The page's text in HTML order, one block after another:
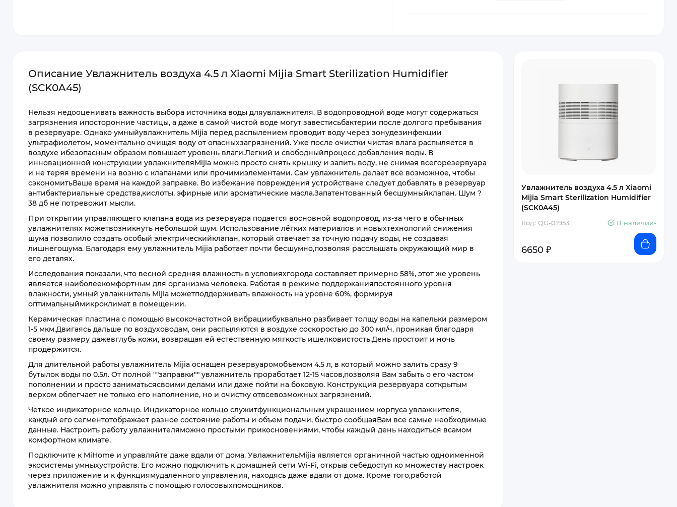
Описание Увлажнитель воздуха 4.5 л Xiaomi Mijia Smart Sterilization Humidifier
(SCK0A45)
Нельзя недооценивать важность выбора источника воды дляувлажнителя. В водопроводной воде могут содержаться
загрязнения ипосторонние частицы, а даже в самой чистой воде могут завестисьбактерии после долгого пребывания
в резервуаре. Однако умныйувлажнитель Mijia перед распылением проводит воду через зонудезинфекции
ультрафиолетом, моментально очищая воду от опасныхзагрязнений. Уже после очистки чистая влага распыляется в
воздухе ибезопасным образом повышает уровень влаги.Лёгкий и свободныйпроцесс добавления воды. В
инновационной конструкции увлажнителяMijia можно просто снять крышку и залить воду, не снимая всегорезервуара
и не теряя времени на возню с клапанами или прочимиэлементами. Сам увлажнитель делает всё возможное, чтобы
сэкономитьВаше время на каждой заправке. Во избежание повреждения устройстване следует добавлять в резервуар
антибактериальные средства,кислоты, эфирные или ароматические масла.Запатентованный бесшумныйклапан. Шум ?
38 дб не потревожит мысли.
При открытии управляющего клапана вода из резервуара подается восновной водопровод, из-за чего в обычных
увлажнителях можетвозникнуть небольшой шум. Использование лёгких материалов и новыхтехнологий снижения
шума позволило создать особый электрическийклапан, который отвечает за точную подачу воды, не создавая
лишнегошума. Благодаря ему увлажнитель Mijia работает почти бесшумно,позволяя расслышать окружающий мир в
его деталях.
Исследования показали, что весной средняя влажность в условияхгорода составляет примерно 58%, этот же уровень
является наиболеекомфортным для организма человека. Работая в режиме поддержанияпостоянного уровня
влажности, умный увлажнитель Mijia можетподдерживать влажность на уровне 60%, формируя
оптимальныймикроклимат в помещении.
Керамическая пластина с помощью высокочастотной вибрациибуквально разбивает толщу воды на капельки размером
1-5 мкм.Двигаясь дальше по воздуховодам, они распыляются в воздухе соскоростью до 300 мл/ч, проникая благодаря
своему размеру дажевглубь кожи, возвращая ей естественную мягкость ишелковистость.День простоит и ночь
продержится.
Для длительной работы увлажнитель Mijia оснащен резервуаромобъемом 4.5 л, в который можно залить сразу 9
бутылок воды по 0.5л. От полной ""заправки"" увлажнитель проработает 12-15 часов,позволяя Вам забыть о его частом
пополнении и просто заниматьсясвоими делами или даже пойти на боковую. Конструкция резервуара соткрытым
верхом облегчает не только его наполнение, но и очистку отвсевозможных загрязнений.
Четкое индикаторное кольцо. Индикаторное кольцо служитфункциональным украшением корпуса увлажнителя,
каждый его сегментотображает разное состояние работы и объем подачи, быстро сообщаяВам все самые необходимые
данные. Настроить работу увлажнителяможно простыми прикосновениями, чтобы каждый день находиться всамом
комфортном климате.
Подключите к MiHome и управляйте даже вдали от дома. УвлажнительMijia является органичной частью одноименной
экосистемы умныхустройств. Его можно подключить к домашней сети Wi-Fi, открыв себедоступ ко множеству настроек
через приложение и к функциямудаленного управления, находясь даже вдали от дома. Кроме того,работой
увлажнителя можно управлять с помощью голосовыхпомощников.
Увлажнитель воздуха 4.5 л Xiaomi
Mijia Smart Sterilization Humidifier
(SCK0A45)
Код: QG-01953 В наличии-
6650 ₽